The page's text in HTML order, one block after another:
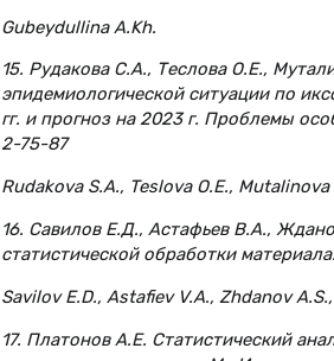
Gubeydullina A.Kh.
15. Рудакова С.А., Теслова О.Е.,
эпидемиологической ситуации по
гг. и прогноз на 2023 г. Проблемы
2-75-87
Rudakova S.A., Teslova O.E.,
16. Савилов Е.Д., Астафьев В.А.,
статистической обработки
Savilov E.D., Astafiev V.A., Zhdanov
17. Платонов А.Е. Статистический